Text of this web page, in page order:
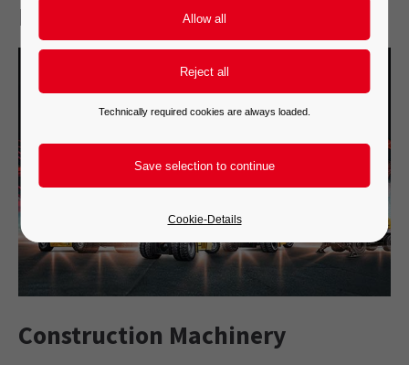
Port Machinery
Construction Machinery
Technically required cookies are always loaded.
Cookie-Details